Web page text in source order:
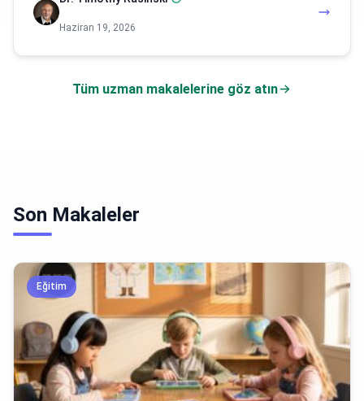
Haziran 19, 2026
Tüm uzman makalelerine göz atın
Son Makaleler
Eğitim